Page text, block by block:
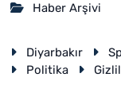
Haber Arşivi
Diyarbakır
Politika